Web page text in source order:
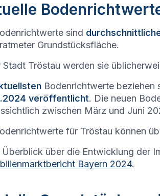
sind
Grundstücksfläche.
Stadt Tröstau werden sie
Bodenrichtwerte beziehen
veröffentlicht. Die neuen
zwischen März und Juni
für Tröstau können
Überblick über die Entwicklung der
Bayern 2024.